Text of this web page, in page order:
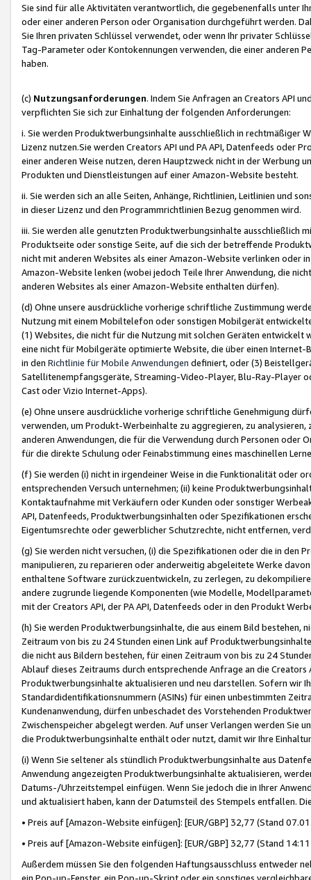
Sie sind für alle Aktivitäten verantwortlich, die gegebenenfalls unter
oder einer anderen Person oder Organisation durchgeführt werden.
Sie Ihren privaten Schlüssel verwendet, oder wenn Ihr privater
Tag-Parameter oder Kontokennungen verwenden, die einer anderen
haben.
(c) Nutzungsanforderungen. Indem Sie Anfragen an Creators API
verpflichten Sie sich zur Einhaltung der folgenden Anforderungen:
i. Sie werden Produktwerbungsinhalte ausschließlich in rechtmäßiger
Lizenz nutzen.Sie werden Creators API und PA API, Datenfeeds oder
einer anderen Weise nutzen, deren Hauptzweck nicht in der Werbung
Produkten und Dienstleistungen auf einer Amazon-Website besteht.
ii. Sie werden sich an alle Seiten, Anhänge, Richtlinien, Leitlinien und
in dieser Lizenz und den Programmrichtlinien Bezug genommen wird.
iii. Sie werden alle genutzten Produktwerbungsinhalte ausschließlich
Produktseite oder sonstige Seite, auf die sich der betreffende
nicht mit anderen Websites als einer Amazon-Website verlinken oder
Amazon-Website lenken (wobei jedoch Teile Ihrer Anwendung, die
anderen Websites als einer Amazon-Website enthalten dürfen).
(d) Ohne unsere ausdrückliche vorherige schriftliche Zustimmung
Nutzung mit einem Mobiltelefon oder sonstigen Mobilgerät
(1) Websites, die nicht für die Nutzung mit solchen Geräten
eine nicht für Mobilgeräte optimierte Website, die über einen
in den Richtlinie für Mobile Anwendungen definiert, oder (3)
Satellitenempfangsgeräte, Streaming-Video-Player, Blu-Ray-Player
Cast oder Vizio Internet-Apps).
(e) Ohne unsere ausdrückliche vorherige schriftliche Genehmigung
verwenden, um Produkt-Werbeinhalte zu aggregieren, zu
anderen Anwendungen, die für die Verwendung durch Personen
für die direkte Schulung oder Feinabstimmung eines maschinellen
(f) Sie werden (i) nicht in irgendeiner Weise in die Funktionalität oder
entsprechenden Versuch unternehmen; (ii) keine
Kontaktaufnahme mit Verkäufern oder Kunden oder sonstiger
API, Datenfeeds, Produktwerbungsinhalten oder Spezifikationen
Eigentumsrechte oder gewerblicher Schutzrechte, nicht entfernen,
(g) Sie werden nicht versuchen, (i) die Spezifikationen oder die in
manipulieren, zu reparieren oder anderweitig abgeleitete Werke
enthaltene Software zurückzuentwickeln, zu zerlegen, zu
andere zugrunde liegende Komponenten (wie Modelle,
mit der Creators API, der PA API, Datenfeeds oder in den Produkt
(h) Sie werden Produktwerbungsinhalte, die aus einem Bild bestehen,
Zeitraum von bis zu 24 Stunden einen Link auf
die nicht aus Bildern bestehen, für einen Zeitraum von bis zu 24
Ablauf dieses Zeitraums durch entsprechende Anfrage an die
Produktwerbungsinhalte aktualisieren und neu darstellen. Sofern wir
Standardidentifikationsnummern (ASINs) für einen unbestimmten
Kundenanwendung, dürfen unbeschadet des Vorstehenden
Zwischenspeicher abgelegt werden. Auf unser Verlangen werden Sie
die Produktwerbungsinhalte enthält oder nutzt, damit wir Ihre
(i) Wenn Sie seltener als stündlich Produktwerbungsinhalte aus
Anwendung angezeigten Produktwerbungsinhalte aktualisieren,
Datums-/Uhrzeitstempel einfügen. Wenn Sie jedoch die in Ihrer
und aktualisiert haben, kann der Datumsteil des Stempels entfallen.
• Preis auf [Amazon-Website einfügen]: [EUR/GBP] 32,77 (Stand
• Preis auf [Amazon-Website einfügen]: [EUR/GBP] 32,77 (Stand
Außerdem müssen Sie den folgenden Haftungsausschluss entweder
ein Pop-up-Fenster, ein Pop-up-Skript oder ein sonstiges